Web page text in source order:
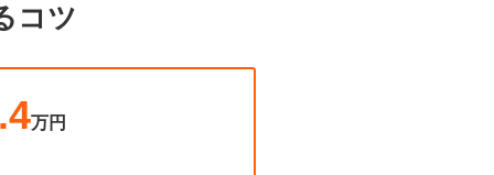
コツ
万円